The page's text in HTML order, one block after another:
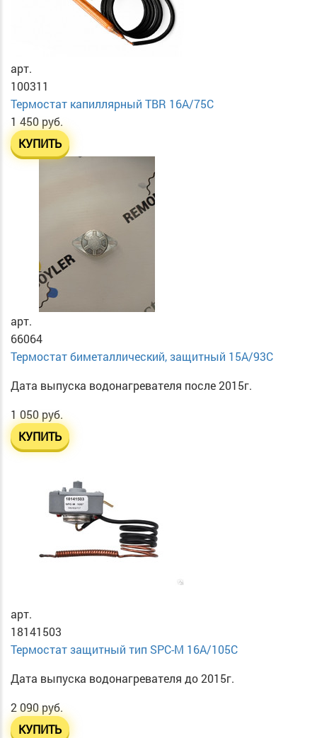
арт.
100311
Термостат капиллярный TBR 16A/75C
1 450 руб.
КУПИТЬ
арт.
66064
Термостат биметаллический, защитный 15А/93С
Дата выпуска водонагревателя после 2015г.
1 050 руб.
КУПИТЬ
арт.
18141503
Термостат защитный тип SPC-M 16A/105C
Дата выпуска водонагревателя до 2015г.
2 090 руб.
КУПИТЬ